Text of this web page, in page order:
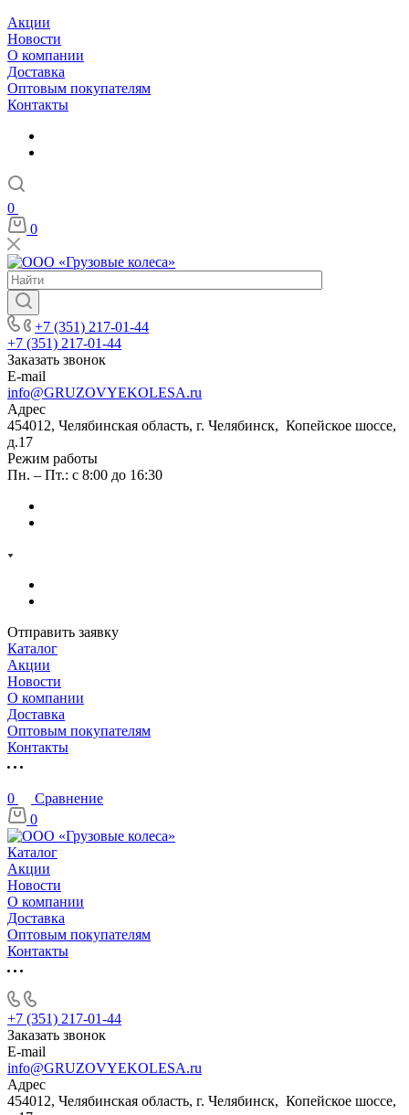
Акции
Новости
О компании
Доставка
Оптовым покупателям
Контакты
0
0
+7 (351) 217-01-44
+7 (351) 217-01-44
Заказать звонок
E-mail
info@GRUZOVYEKOLESA.ru
Адрес
454012, Челябинская область, г. Челябинск, Копейское шоссе,
д.17
Режим работы
Пн. – Пт.: с 8:00 до 16:30
Отправить заявку
Каталог
Акции
Новости
О компании
Доставка
Оптовым покупателям
Контакты
0
Сравнение
0
Каталог
Акции
Новости
О компании
Доставка
Оптовым покупателям
Контакты
+7 (351) 217-01-44
Заказать звонок
E-mail
info@GRUZOVYEKOLESA.ru
Адрес
454012, Челябинская область, г. Челябинск, Копейское шоссе,